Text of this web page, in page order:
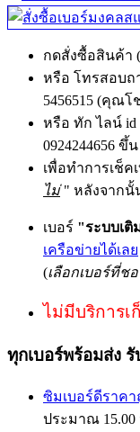
กดสั่งซื้อสินค้า
หรือ โทรสอบถ
5456515 (คุณโ
หรือ ทัก ไลน์ id
0924244656
เพื่อทำการเช็ค
ไม่" หลังจากนั้
เบอร์ "ระบบเติ
เครือข่ายได้เลย
(เลือกเบอร์ที่ช
ไม่มีบริการเ
ทุกเบอร์พร้อมส่ง
ซิมเบอร์ดีราคา
ประมาณ 15.00